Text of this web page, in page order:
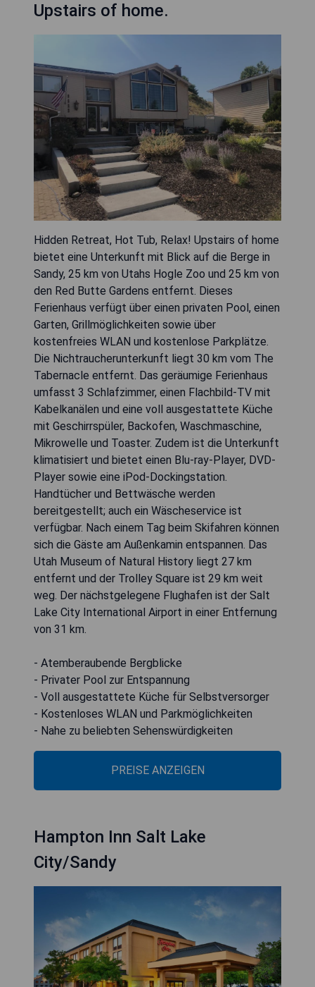
Upstairs of home.
Hidden Retreat, Hot Tub, Relax! Upstairs of home
bietet eine Unterkunft mit Blick auf die Berge in
Sandy, 25 km von Utahs Hogle Zoo und 25 km von
den Red Butte Gardens entfernt. Dieses
Ferienhaus verfügt über einen privaten Pool, einen
Garten, Grillmöglichkeiten sowie über
kostenfreies WLAN und kostenlose Parkplätze.
Die Nichtraucherunterkunft liegt 30 km vom The
Tabernacle entfernt. Das geräumige Ferienhaus
umfasst 3 Schlafzimmer, einen Flachbild-TV mit
Kabelkanälen und eine voll ausgestattete Küche
mit Geschirrspüler, Backofen, Waschmaschine,
Mikrowelle und Toaster. Zudem ist die Unterkunft
klimatisiert und bietet einen Blu-ray-Player, DVD-
Player sowie eine iPod-Dockingstation.
Handtücher und Bettwäsche werden
bereitgestellt; auch ein Wäscheservice ist
verfügbar. Nach einem Tag beim Skifahren können
sich die Gäste am Außenkamin entspannen. Das
Utah Museum of Natural History liegt 27 km
entfernt und der Trolley Square ist 29 km weit
weg. Der nächstgelegene Flughafen ist der Salt
Lake City International Airport in einer Entfernung
von 31 km.
- Atemberaubende Bergblicke
- Privater Pool zur Entspannung
- Voll ausgestattete Küche für Selbstversorger
- Kostenloses WLAN und Parkmöglichkeiten
- Nahe zu beliebten Sehenswürdigkeiten
PREISE ANZEIGEN
Hampton Inn Salt Lake
City/Sandy